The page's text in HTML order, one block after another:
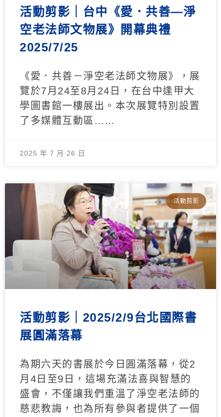
活動剪影｜台中《愛．共善—淨
空老法師文物展》開幕典禮
2025/7/25
《愛．共善－淨空老法師文物展》，展
覽於7月24至8月24日，在台中逢甲大
學圖書館一樓展出。本次展覽特別設置
了多媒體互動區……
2025 年 7 月 26 日
活動剪影
活動剪影｜2025/2/9台北國際書
展圓滿落幕
為期六天的書展於今日圓滿落幕，從2
月4日至9日，這場充滿法喜與智慧的
盛會，不僅讓我們重溫了淨空老法師的
慈悲教誨，也為所有參與者提供了一個